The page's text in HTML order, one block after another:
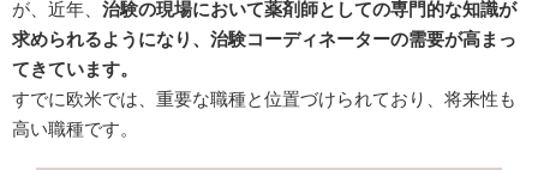
が、近年、 治験の現場において薬剤師としての専門的な知識が
求められるようになり、治験コーディネーターの需要が高まっ
てきています。
すでに欧米では、重要な職種と位置づけられており、将来性も
高い職種です。